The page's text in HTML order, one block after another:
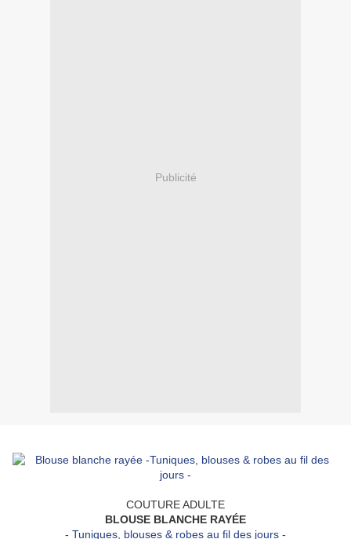
Publicité
COUTURE ADULTE
BLOUSE BLANCHE RAYÉE
- Tuniques, blouses & robes au fil des jours -